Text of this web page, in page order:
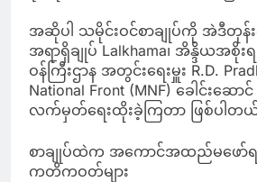
အဆိုပါ သမိုင်းဝင်စာချုပ်ကို အဲဒီတုန်
အရာရှိချုပ် Lalkhama၊ အိန္ဒိယအစိုး
ဝန်ကြီးဌာန အတွင်းရေးမှူး R.D.
National Front (MNF) ခေါင်းဆေ
လက်မှတ်ရေးထိုးခဲ့ကြတာ ဖြစ်ပါတ
စာချုပ်ထဲက အကောင်အထည်မဖော်
ကတိကဝတ်များ